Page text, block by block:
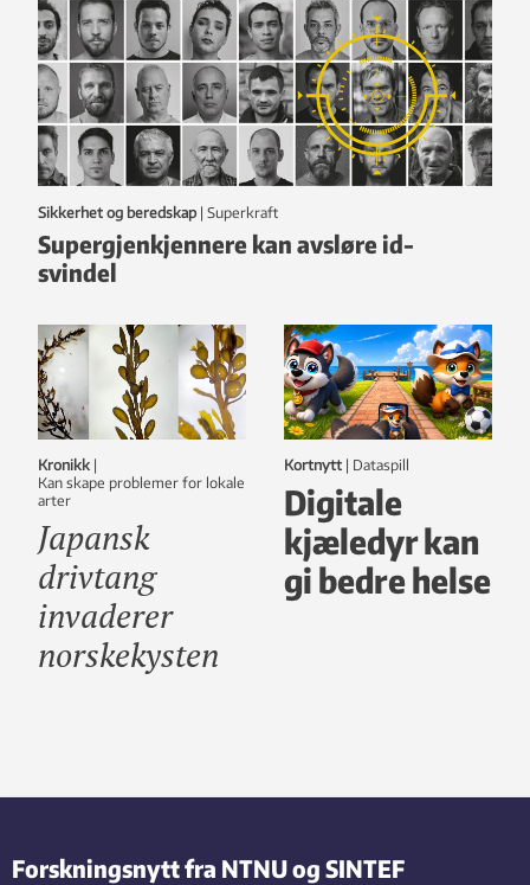
Sikkerhet og beredskap | Superkraft
Supergjenkjennere kan avsløre id-
svindel
Kronikk |
Kan skape problemer for lokale
arter
Japansk
drivtang
invaderer
norskekysten
Kortnytt | dataspill
Digitale
kjæledyr kan
gi bedre helse
Forskningsnytt fra NTNU og SINTEF